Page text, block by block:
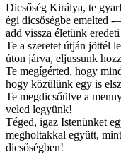
Dicsőség Királya, te
égi dicsőségbe emelted
add vissza életünk eredeti
Te a szeretet útján jöttél
úton járva, eljussunk
Te megígérted, hogy
hogy közülünk egy is
Te megdicsőülve a
veled legyünk!
Téged, igaz Istenünket
megholtakkal együtt,
dicsőségben!